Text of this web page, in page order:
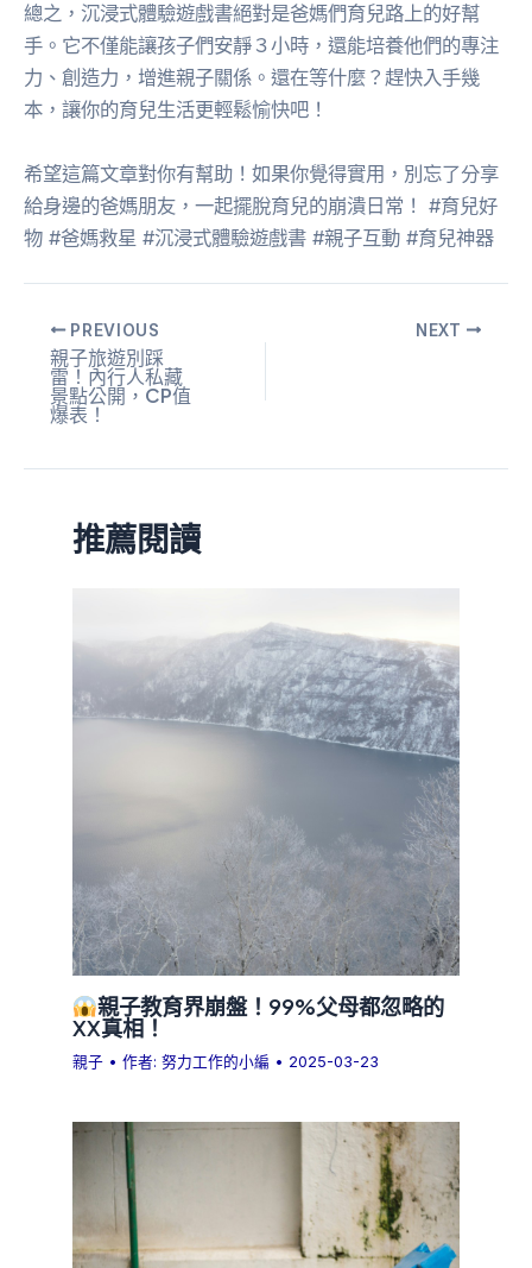
總之，沉浸式體驗遊戲書絕對是爸媽們育兒路上的好幫
手。它不僅能讓孩子們安靜３小時，還能培養他們的專注
力、創造力，增進親子關係。還在等什麼？趕快入手幾
本，讓你的育兒生活更輕鬆愉快吧！
希望這篇文章對你有幫助！如果你覺得實用，別忘了分享
給身邊的爸媽朋友，一起擺脫育兒的崩潰日常！ #育兒好
物 #爸媽救星 #沉浸式體驗遊戲書 #親子互動 #育兒神器
PREVIOUS
親子旅遊別踩
雷！內行人私藏
景點公開，CP值
爆表！
NEXT
推薦閱讀
親子教育界崩盤！99%父母都忽略的
XX真相！
親子 • 作者:努力工作的小編 • 2025-03-23